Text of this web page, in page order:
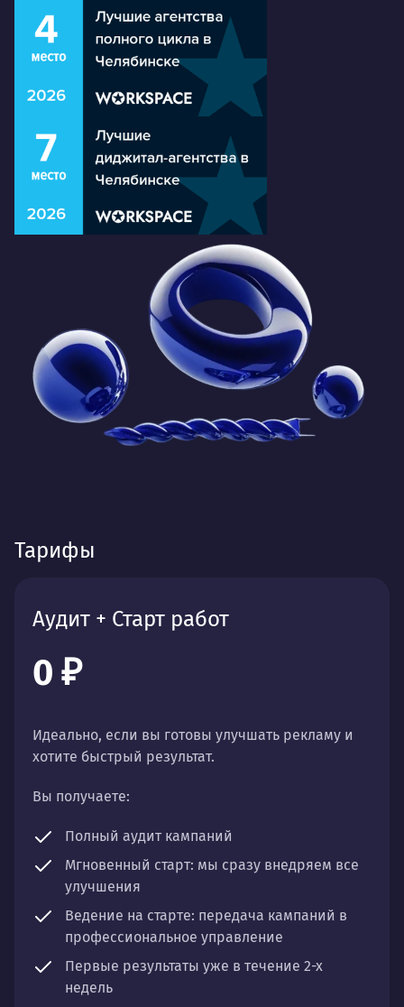
Тарифы
Аудит + Старт работ
0 ₽
Идеально, если вы готовы улучшать рекламу и
хотите быстрый результат.
Вы получаете:
Полный аудит кампаний
Мгновенный старт: мы сразу внедряем все
улучшения
Ведение на старте: передача кампаний в
профессиональное управление
Первые результаты уже в течение 2-х
недель